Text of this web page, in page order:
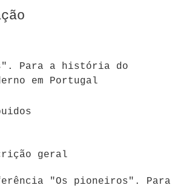
Para a história do
em Portugal
geral
"Os pioneiros". Para